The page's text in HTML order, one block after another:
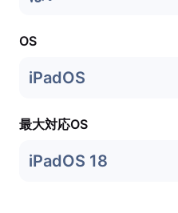
OS
iPadOS
最大対応OS
iPadOS 18